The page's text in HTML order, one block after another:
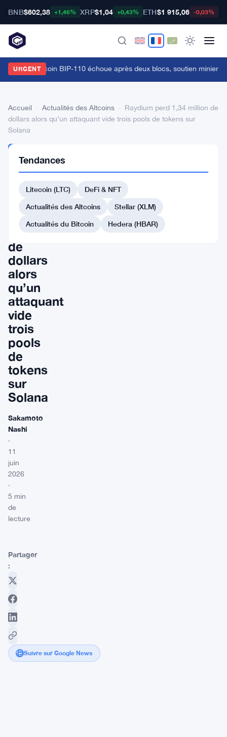
BNB$602,38 +1,46% XRP$1,04 +0,43% ETH$1 915,06 -0,03%
URGENT
fourche bitcoin BIP-110 échoue après deux blocs, soutien minier à
Accueil Actualités des Altcoins
Raydium perd 1,34 million de
dollars alors qu’un attaquant vide trois pools de tokens sur
Solana
DES
ALTCOINS
Raydium
perd
1,34
de
dollars
alors
qu’un
attaquant
vide
trois
pools
de
tokens
sur
Solana
Sakamoto
Nashi
·
11
juin
2026
·
5 min
de
lecture
Partager
:
Suivre sur Google News
Tendances
Litecoin (LTC)
DeFi & NFT
Actualités des Altcoins
Stellar (XLM)
Actualités du Bitcoin
Hedera (HBAR)